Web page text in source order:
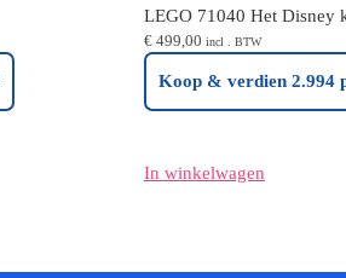
LEGO 71040 Het Disney
€ 499,00 incl . BTW
Koop & verdien 2.994
In winkelwagen